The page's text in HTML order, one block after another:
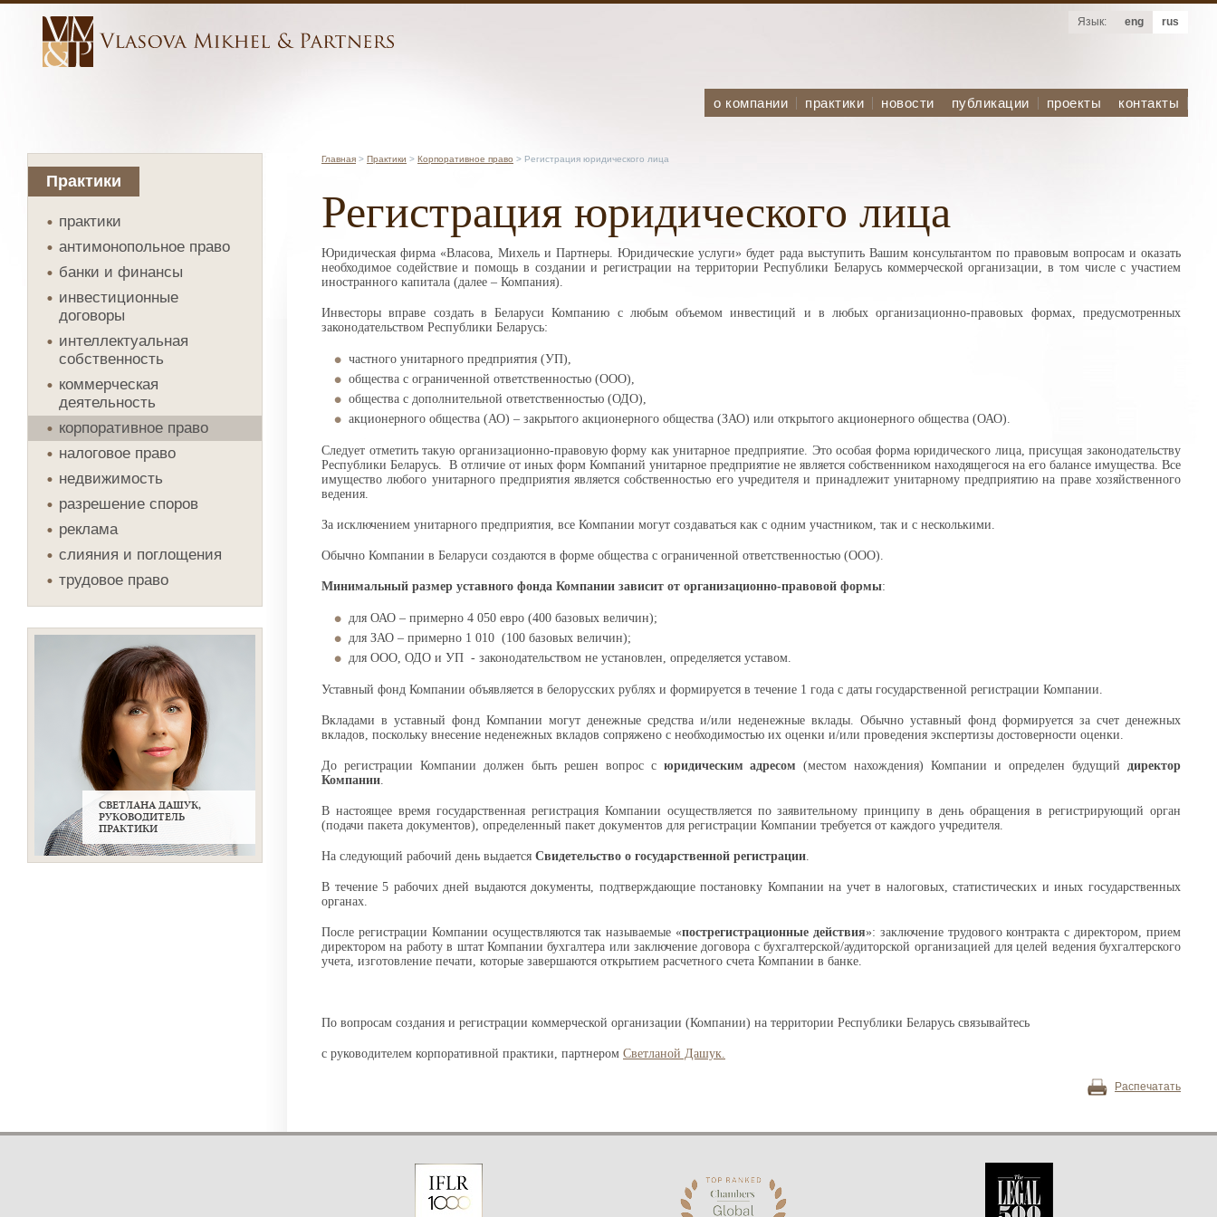
Язык: eng rus
о компании практики новости публикации проекты контакты
Главная > Практики > Корпоративное право > Регистрация юридического лица
Регистрация юридического лица
Юридическая фирма «Власова, Михель и Партнеры. Юридические услуги» будет рада выступить Вашим консультантом по правовым вопросам и оказать
необходимое содействие и помощь в создании и регистрации на территории Республики Беларусь коммерческой организации, в том числе с участием
иностранного капитала (далее – Компания).
Инвесторы вправе создать в Беларуси Компанию с любым объемом инвестиций и в любых организационно-правовых формах, предусмотренных
законодательством Республики Беларусь:
частного унитарного предприятия (УП),
общества с ограниченной ответственностью (ООО),
общества с дополнительной ответственностью (ОДО),
акционерного общества (АО) – закрытого акционерного общества (ЗАО) или открытого акционерного общества (ОАО).
Следует отметить такую организационно-правовую форму как унитарное предприятие. Это особая форма юридического лица, присущая законодательству
Республики Беларусь. В отличие от иных форм Компаний унитарное предприятие не является собственником находящегося на его балансе имущества. Все
имущество любого унитарного предприятия является собственностью его учредителя и принадлежит унитарному предприятию на праве хозяйственного
ведения.
За исключением унитарного предприятия, все Компании могут создаваться как с одним участником, так и с несколькими.
Обычно Компании в Беларуси создаются в форме общества с ограниченной ответственностью (ООО).
Минимальный размер уставного фонда Компании зависит от организационно-правовой формы:
для ОАО – примерно 4 050 евро (400 базовых величин);
для ЗАО – примерно 1 010 (100 базовых величин);
для ООО, ОДО и УП - законодательством не установлен, определяется уставом.
Уставный фонд Компании объявляется в белорусских рублях и формируется в течение 1 года с даты государственной регистрации Компании.
Вкладами в уставный фонд Компании могут денежные средства и/или неденежные вклады. Обычно уставный фонд формируется за счет денежных
вкладов, поскольку внесение неденежных вкладов сопряжено с необходимостью их оценки и/или проведения экспертизы достоверности оценки.
До регистрации Компании должен быть решен вопрос с юридическим адресом (местом нахождения) Компании и определен будущий директор
Компании.
В настоящее время государственная регистрация Компании осуществляется по заявительному принципу в день обращения в регистрирующий орган
(подачи пакета документов), определенный пакет документов для регистрации Компании требуется от каждого учредителя.
На следующий рабочий день выдается Свидетельство о государственной регистрации.
В течение 5 рабочих дней выдаются документы, подтверждающие постановку Компании на учет в налоговых, статистических и иных государственных
органах.
После регистрации Компании осуществляются так называемые «пострегистрационные действия»: заключение трудового контракта с директором, прием
директором на работу в штат Компании бухгалтера или заключение договора с бухгалтерской/аудиторской организацией для целей ведения бухгалтерского
учета, изготовление печати, которые завершаются открытием расчетного счета Компании в банке.
По вопросам создания и регистрации коммерческой организации (Компании) на территории Республики Беларусь связывайтесь
с руководителем корпоративной практики, партнером Светланой Дашук.
Распечатать
Практики
практики
антимонопольное право
банки и финансы
инвестиционные
договоры
интеллектуальная
собственность
коммерческая
деятельность
корпоративное право
налоговое право
недвижимость
разрешение споров
реклама
слияния и поглощения
трудовое право
СВЕТЛАНА ДАШУК,
РУКОВОДИТЕЛЬ
ПРАКТИКИ